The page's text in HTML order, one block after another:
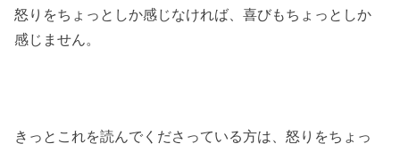
怒りをちょっとしか感じなければ、喜びもちょっとしか
感じません。
きっとこれを読んでくださっている方は、怒りをちょっ